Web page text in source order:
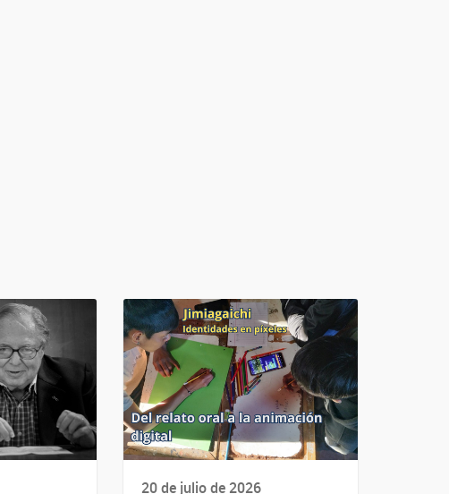
20 de julio de 2026